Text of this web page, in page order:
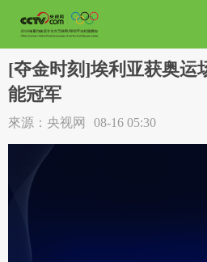
[夺金时刻]埃利亚获奥运
能冠军
來源：央视网 08-16 05:30